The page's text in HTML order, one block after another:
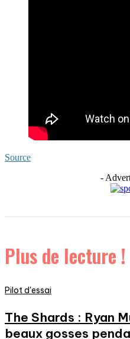
Source
-
Plus de lecture !
Pilot d'essai
The Shards : Ryan
beaux gosses